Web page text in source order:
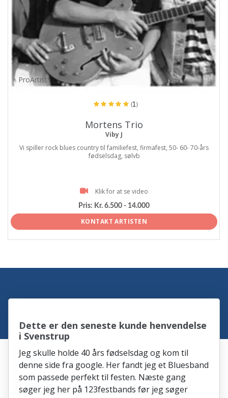
ProArtist
(1)
Mortens Trio
Viby J
Vi spiller rock blues country til familiefest, firmafest, 50- 60- 70-års
fødselsdag, sølvb
Klik for at se video
Pris: Kr. 6.500 - 14.000
KONTAKT ARTISTEN
Dette er den seneste kunde henvendelse
i Svenstrup
Jeg skulle holde 40 års fødselsdag og kom til
denne side fra google. Her fandt jeg et Bluesband
som passede perfekt til festen. Næste gang
søger jeg her på 123festbands før jeg søger